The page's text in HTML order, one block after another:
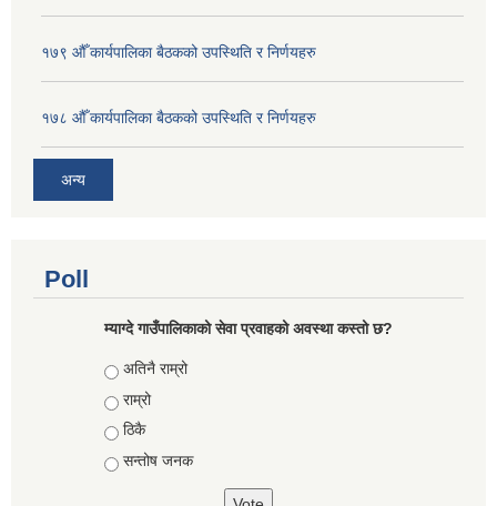
१७९ औँ कार्यपालिका बैठकको उपस्थिति र निर्णयहरु
१७८ औँ कार्यपालिका बैठकको उपस्थिति र निर्णयहरु
अन्य
Poll
म्याग्दे गाउँपालिकाको सेवा प्रवाहको अवस्था कस्तो छ?
Choices
अतिनै राम्रो
राम्रो
ठिकै
सन्तोष जनक